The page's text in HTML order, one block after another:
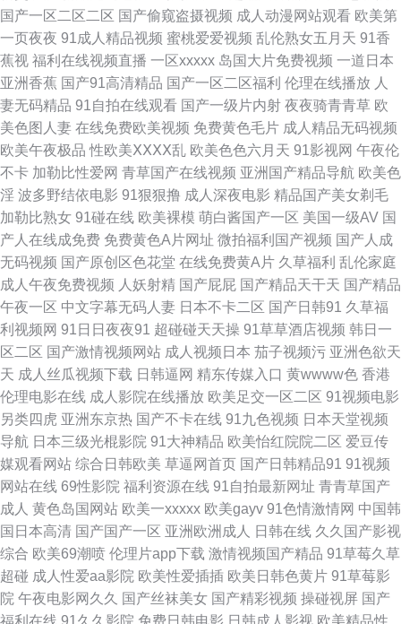
内射 国产日韩九九 玖玖艹东京 AⅤ日韩 欧美国产专区 狠狠喽老司机 97久久
视频 91cn视频 91人妻字幕 蜜芽成人网站 精品自拍傳媒 黑料网曝福利导航
国产视频久久探花 九一网站永久免费 91c仔丝袜在线 A片视屏 www日日干
wwwav在 福利社在线观看 午夜福利A片官网 最新91在线视频 亚洲青青操原
伊人久肏 亚州综合15P 东京热色图片 韩国电影色色 五月激情综合基地 51福
利视频导航 另类国产在线 国产传媒三级 国产精品熟女一区 AV黄色在线 丝袜
足交影视 91影音绯色 超碰大青青97 91中文视频 91成人入口 丝袜AV影院 韩
国床上a级视频 國內精品區在綫 91素人 岛国动作片网站 熟女少妇系列 黄色
网免网站 91偷拍探花网站 肏屄新片 人妖女同 97超碰熟女精品 人人操超碰在
线 91导航成人 超碰视97 午夜激情福利 狠狠涩夜夜 亚洲一区在线 日本αV中
文字幕 www香蕉视频 97超碰源 日本www色色 九一刺激 欧美激情一区 伊人
爱爱网 狠狠的日天天干 青青操逼网 久久丁香网 国产十日美 久久国产精品区
97超碰人人妻 欧美一二三四操 51福利社区 久草夜福利 美女足交91 国产素
人不卡 日韩人妻无码同性 午夜福利视频1 人人干人人操人妻 一级a黄 爱豆传
国产一区二区二区 国产偷窥盗摄视频 成人动漫网站观看 欧美第
一页夜夜 91成人精品视频 蜜桃爱爱视频 乱伦熟女五月天 91香
蕉视 福利在线视频直播 一区xxxxx 岛国大片免费视频 一道日本
亚洲香蕉 国产91高清精品 国产一区二区福利 伦理在线播放 人
妻无码精品 91自拍在线观看 国产一级片内射 夜夜骑青青草 欧
美色图人妻 在线免费欧美视频 免费黄色毛片 成人精品无码视频
欧美午夜极品 性欧美ⅩⅩⅩⅩ乱 欧美色色六月天 91影视网 午夜伦
不卡 加勒比性爱网 青草国产在线视频 亚洲国产精品导航 欧美色
淫 波多野结依电影 91狠狠撸 成人深夜电影 精品国产美女剃毛
加勒比熟女 91碰在线 欧美裸模 萌白酱国产一区 美国一级AV 国
产人在线成免费 免费黄色A片网址 微拍福利国产视频 国产人成
无码视频 国产原创区色花堂 在线免费黄A片 久草福利 乱伦家庭
成人午夜免费视频 人妖射精 国产屁屁 国产精品天干天 国产精品
午夜一区 中文字幕无码人妻 日本不卡二区 国产日韩91 久草福
利视频网 91日日夜夜91 超碰碰天天操 91草草酒店视频 韩日一
区二区 国产激情视频网站 成人视频日本 茄子视频污 亚洲色欲天
天 成人丝瓜视频下载 日韩逼网 精东传媒入口 黄wwww色 香港
伦理电影在线 成人影院在线播放 欧美足交一区二区 91视频电影
另类四虎 亚洲东京热 国产不卡在线 91九色视频 日本天堂视频
导航 日本三级光棍影院 91大神精品 欧美怡红院院二区 爱豆传
媒观看网站 综合日韩欧美 草逼网首页 国产日韩精品91 91视频
网站在线 69性影院 福利资源在线 91自拍最新网址 青青草国产
成人 黄色岛国网站 欧美一xxxxx 欧美gayv 91色情激情网 中国韩
国日本高清 国产国产一区 亚洲欧洲成人 日韩在线 久久国产影视
综合 欧美69潮喷 伦理片app下载 激情视频国产精品 91草莓久草
超碰 成人性爱aa影院 欧美性爱插插 欧美日韩色黄片 91草莓影
院 午夜电影网久久 国产丝袜美女 国产精彩视频 操碰视屏 国产
福利在线 91久久影院 免费日韩电影 日韩成人影视 欧美精品性